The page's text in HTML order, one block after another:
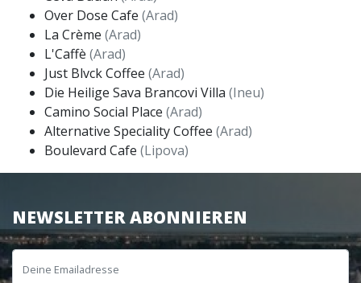
Over Dose Cafe (Arad)
La Crème (Arad)
L'Caffè (Arad)
Just Blvck Coffee (Arad)
Die Heilige Sava Brancovi Villa (Ineu)
Camino Social Place (Arad)
Alternative Speciality Coffee (Arad)
Boulevard Cafe (Lipova)
NEWSLETTER ABONNIEREN